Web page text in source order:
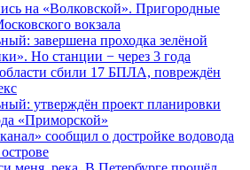
на «Волковской». Пригородные
вокзала
завершена проходка зелёной
Но станции − через 3 года
сбили 17 БПЛА, повреждён
утверждён проект планировки
«Приморской»
сообщил о достройке водовода